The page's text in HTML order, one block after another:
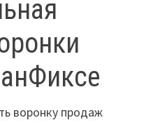
воронку продаж